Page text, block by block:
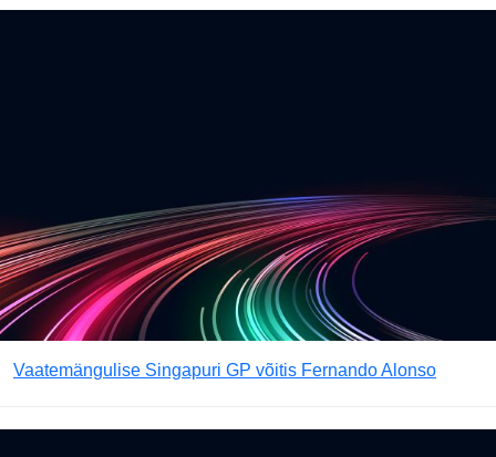
Vaatemängulise Singapuri GP võitis Fernando Alonso